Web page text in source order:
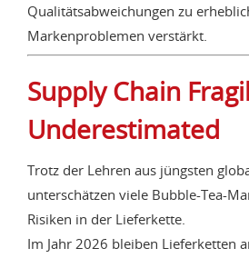
Qualitätsabweichungen zu
Markenproblemen verstärkt.
Supply Chain
Underestimated
Trotz der Lehren aus jüngsten
unterschätzen viele Bubble-Tea-
Risiken in der Lieferkette.
Im Jahr 2026 bleiben Lieferketten